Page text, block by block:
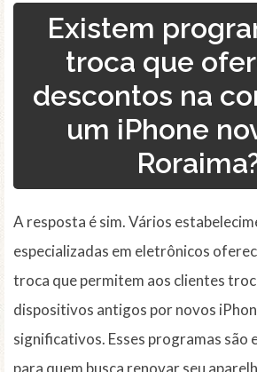
Existem
troca que
descontos na
um iPhone
A resposta é sim. Vários
especializadas em eletrônicos
troca que permitem aos clientes
dispositivos antigos por novos
significativos. Esses programas são
para quem busca renovar seu